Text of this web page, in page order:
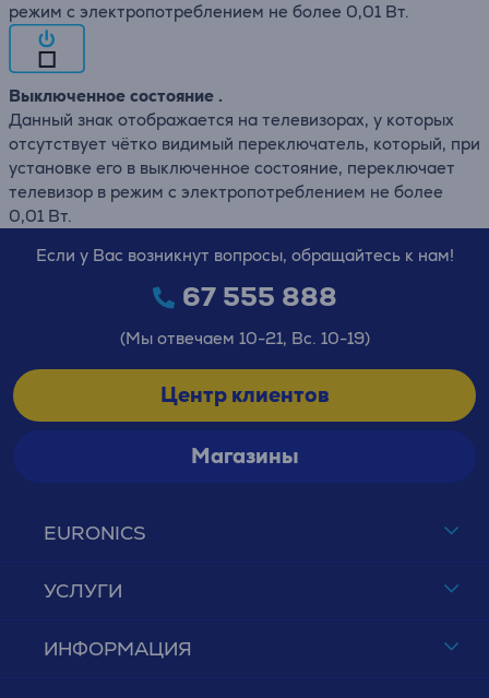
режим с электропотреблением не более 0,01 Вт.
Выключенное состояние .
Данный знак отображается на телевизорах, у которых
отсутствует чётко видимый переключатель, который, при
установке его в выключенное состояние, переключает
телевизор в режим с электропотреблением не более
0,01 Вт.
EURONICS
УСЛУГИ
ИНФОРМАЦИЯ
Если у Вас возникнут вопросы, обращайтесь к нам!
67 555 888
(Мы отвечаем 10-21, Вс. 10-19)
Центр клиентов
Магазины